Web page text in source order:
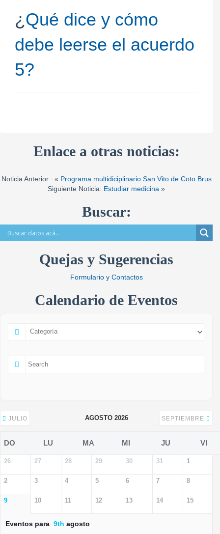
¿Qué dice y cómo
debe leerse el acuerdo
5?
Enlace a otras noticias:
Noticia Anterior : « Programa multidiciplinario San Vito de Coto Brus
Siguiente Noticia: Estudiar medicina »
Buscar:
Quejas y Sugerencias
Formulario y Contactos
Calendario de Eventos
JULIO AGOSTO 2026 SEPTIEMBRE
DO LU MA MI JU VI
26 27 28 29 30 31 1
2 3 4 5 6 7 8
9 10 11 12 13 14 15
Eventos para 9th agosto